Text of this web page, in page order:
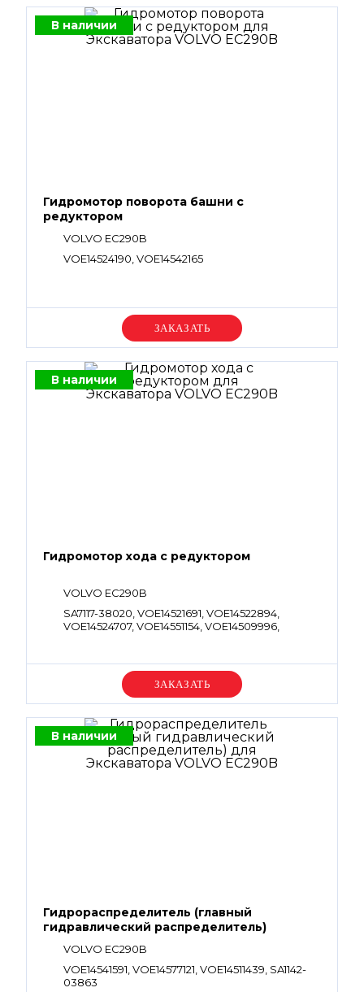
В наличии
Гидромотор поворота башни с
редуктором
VOLVO EC290B
VOE14524190, VOE14542165
Уточняйте цену
В наличии
Гидромотор хода с редуктором
VOLVO EC290B
SA7117-38020, VOE14521691, VOE14522894,
VOE14524707, VOE14551154, VOE14509996,
Уточняйте цену
В наличии
Гидрораспределитель (главный
гидравлический распределитель)
VOLVO EC290B
VOE14541591, VOE14577121, VOE14511439, SA1142-
03863